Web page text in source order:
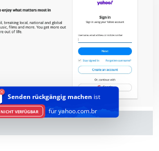
Senden rückgängig machen ist
NICHT VERFÜGBAR für yahoo.com.br